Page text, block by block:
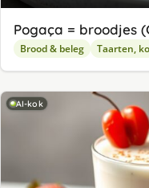
Pogaça = broodjes
Brood & beleg Taarten,
AI-kok